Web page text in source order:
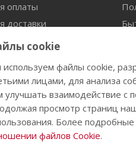
оплаты
доставки
на товар
офертой.
cookie
файлы cookie,
лицами, для анализа
улучшать взаимодействие с
просмотр страниц
Более
файлов Cookie.